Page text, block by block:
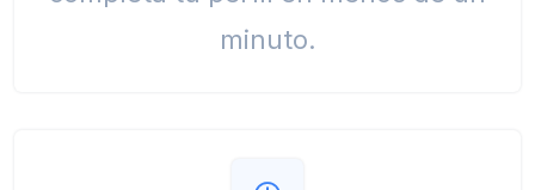
minuto.